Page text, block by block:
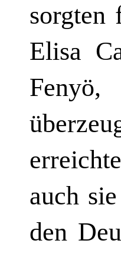
sorgten
Elisa
auch
den